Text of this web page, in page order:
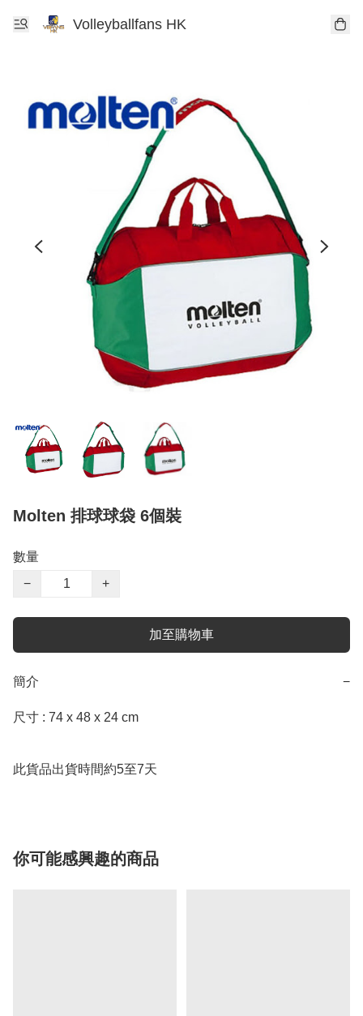
Volleyballfans HK
Molten 排球球袋 6個裝
數量
−
+
加至購物車
簡介 −
尺寸 : 74 x 48 x 24 cm
你可能感興趣的商品